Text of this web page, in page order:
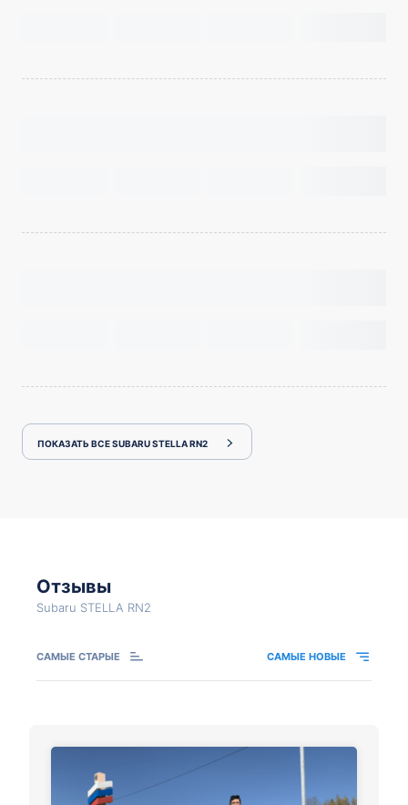
ПОКАЗАТЬ ВСЕ SUBARU STELLA RN2
Отзывы
Subaru STELLA RN2
САМЫЕ СТАРЫЕ САМЫЕ НОВЫЕ